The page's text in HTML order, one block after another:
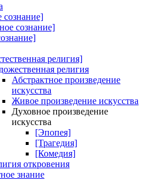
сознание]
сознание]
религия]
религия
Абстрактное произведение
искусства
Живое произведение искусства
Духовное произведение
искусства
[Эпопея]
[Трагедия]
[Комедия]
откровения
знание